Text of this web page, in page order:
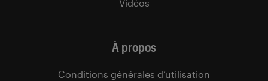
Vidéos
À propos
Conditions générales d’utilisation